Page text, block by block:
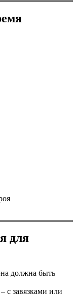
для
должна быть
– с завязками или